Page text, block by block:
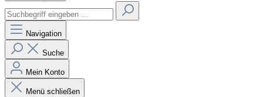
Navigation
Suche
Mein Konto
Menü schließen